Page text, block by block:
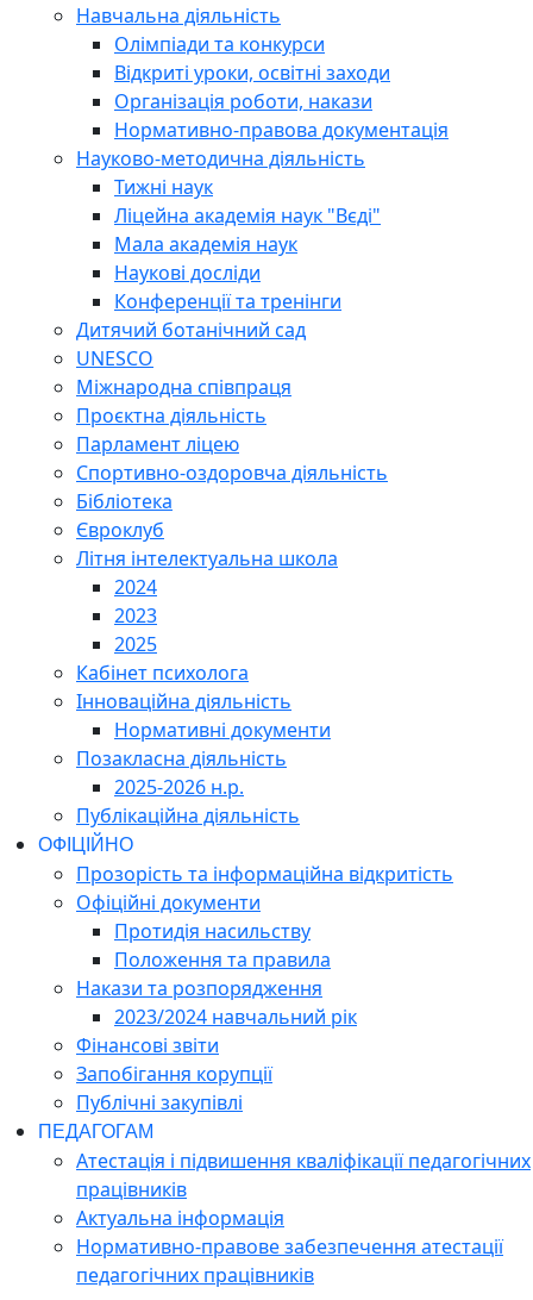
Навчальна діяльність
Олімпіади та конкурси
Відкриті уроки, освітні заходи
Організація роботи, накази
Нормативно-правова документація
Науково-методична діяльність
Тижні наук
Ліцейна академія наук "Вєді"
Мала академія наук
Наукові досліди
Конференції та тренінги
Дитячий ботанічний сад
UNESCO
Міжнародна співпраця
Проєктна діяльність
Парламент ліцею
Спортивно-оздоровча діяльність
Бібліотека
Євроклуб
Літня інтелектуальна школа
2024
2023
2025
Кабінет психолога
Інноваційна діяльність
Нормативні документи
Позакласна діяльність
2025-2026 н.р.
Публікаційна діяльність
ОФІЦІЙНО
Прозорість та інформаційна відкритість
Офіційні документи
Протидія насильству
Положення та правила
Накази та розпорядження
2023/2024 навчальний рік
Фінансові звіти
Запобігання корупції
Публічні закупівлі
ПЕДАГОГАМ
Атестація і підвишення кваліфікації педагогічних
працівників
Актуальна інформація
Нормативно-правове забезпечення атестації
педагогічних працівників